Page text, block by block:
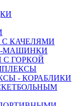
С КАЧЕЛЯМИ
МАШИНКИ
С ГОРКОЙ
- КОРАБЛИКИ